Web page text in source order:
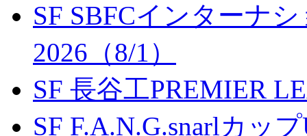
SF SBFCインターナ
2026（8/1）
SF 長谷工PREMIER
SF F.A.N.G.snarlカッ